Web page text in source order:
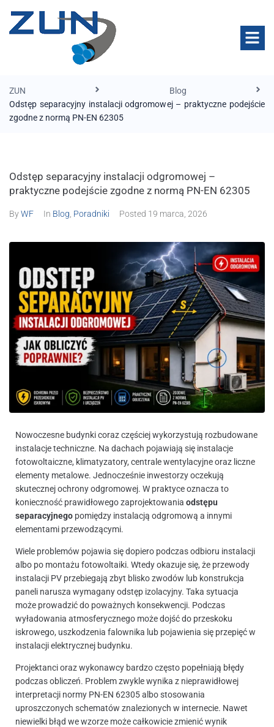
ZUN
Blog
Odstęp separacyjny instalacji odgromowej – praktyczne podejście
zgodne z normą PN-EN 62305
Odstęp separacyjny instalacji odgromowej –
praktyczne podejście zgodne z normą PN-EN 62305
ByWF In Blog Poradniki Posted 19 marca, 2026
Nowoczesne budynki coraz częściej wykorzystują rozbudowane
instalacje techniczne. Na dachach pojawiają się instalacje
fotowoltaiczne, klimatyzatory, centrale wentylacyjne oraz liczne
elementy metalowe. Jednocześnie inwestorzy oczekują
skutecznej ochrony odgromowej. W praktyce oznacza to
konieczność prawidłowego zaprojektowania odstępu
separacyjnego pomiędzy instalacją odgromową a innymi
elementami przewodzącymi.
Wiele problemów pojawia się dopiero podczas odbioru instalacji
albo po montażu fotowoltaiki. Wtedy okazuje się, że przewody
instalacji PV przebiegają zbyt blisko zwodów lub konstrukcja
paneli narusza wymagany odstęp izolacyjny. Taka sytuacja
może prowadzić do poważnych konsekwencji. Podczas
wyładowania atmosferycznego może dojść do przeskoku
iskrowego, uszkodzenia falownika lub pojawienia się przepięć w
instalacji elektrycznej budynku.
Projektanci oraz wykonawcy bardzo często popełniają błędy
podczas obliczeń. Problem zwykle wynika z nieprawidłowej
interpretacji normy PN-EN 62305 albo stosowania
uproszczonych schematów znalezionych w internecie. Nawet
niewielki błąd we wzorze może całkowicie zmienić wynik